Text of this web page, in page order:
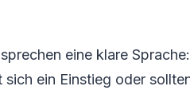
eine klare
ein Einstieg oder